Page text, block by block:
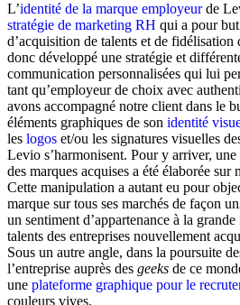
L’identité de la marque employeurde
stratégie de marketing RH qui a pour
d’acquisition de talents et de fidélisation
donc développé une stratégie et
communication personnalisées qui lui
tant qu’employeur de choix avec
avons accompagné notre client dans le
éléments graphiques de son identité
les logos et/ou les signatures visuelles
Levio s’harmonisent. Pour y arriver,
des marques acquises a été élaborée sur
Cette manipulation a autant eu pour
marque sur tous ses marchés de façon
un sentiment d’appartenance à la
talents des entreprises nouvellement
Sous un autre angle, dans la poursuite
l’entreprise auprès des geeks de ce
une plateforme graphique pour le
couleurs vives.